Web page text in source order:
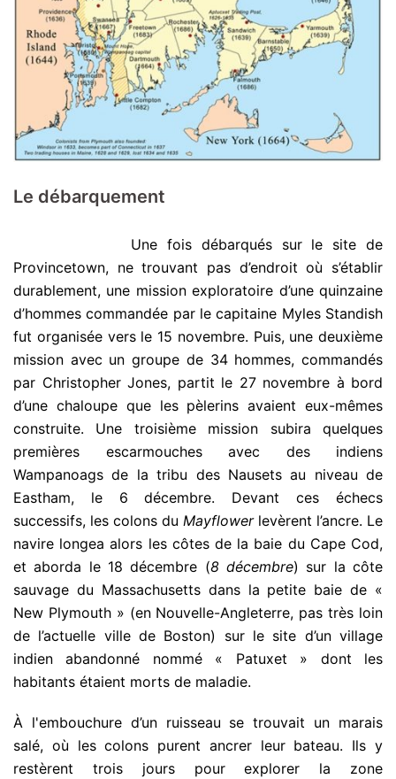
Le débarquement
Une fois débarqués sur le site de
Provincetown, ne trouvant pas d’endroit où s’établir
durablement, une mission exploratoire d’une quinzaine
d’hommes commandée par le capitaine Myles Standish
fut organisée vers le 15 novembre. Puis, une deuxième
mission avec un groupe de 34 hommes, commandés
par Christopher Jones, partit le 27 novembre à bord
d’une chaloupe que les pèlerins avaient eux-mêmes
construite. Une troisième mission subira quelques
premières escarmouches avec des indiens
Wampanoags de la tribu des Nausets au niveau de
Eastham, le 6 décembre. Devant ces échecs
successifs, les colons du Mayflower levèrent l’ancre. Le
navire longea alors les côtes de la baie du Cape Cod,
et aborda le 18 décembre (8 décembre) sur la côte
sauvage du Massachusetts dans la petite baie de «
New Plymouth » (en Nouvelle-Angleterre, pas très loin
de l’actuelle ville de Boston) sur le site d’un village
indien abandonné nommé « Patuxet » dont les
habitants étaient morts de maladie.
À l'embouchure d’un ruisseau se trouvait un marais
salé, où les colons purent ancrer leur bateau. Ils y
restèrent trois jours pour explorer la zone